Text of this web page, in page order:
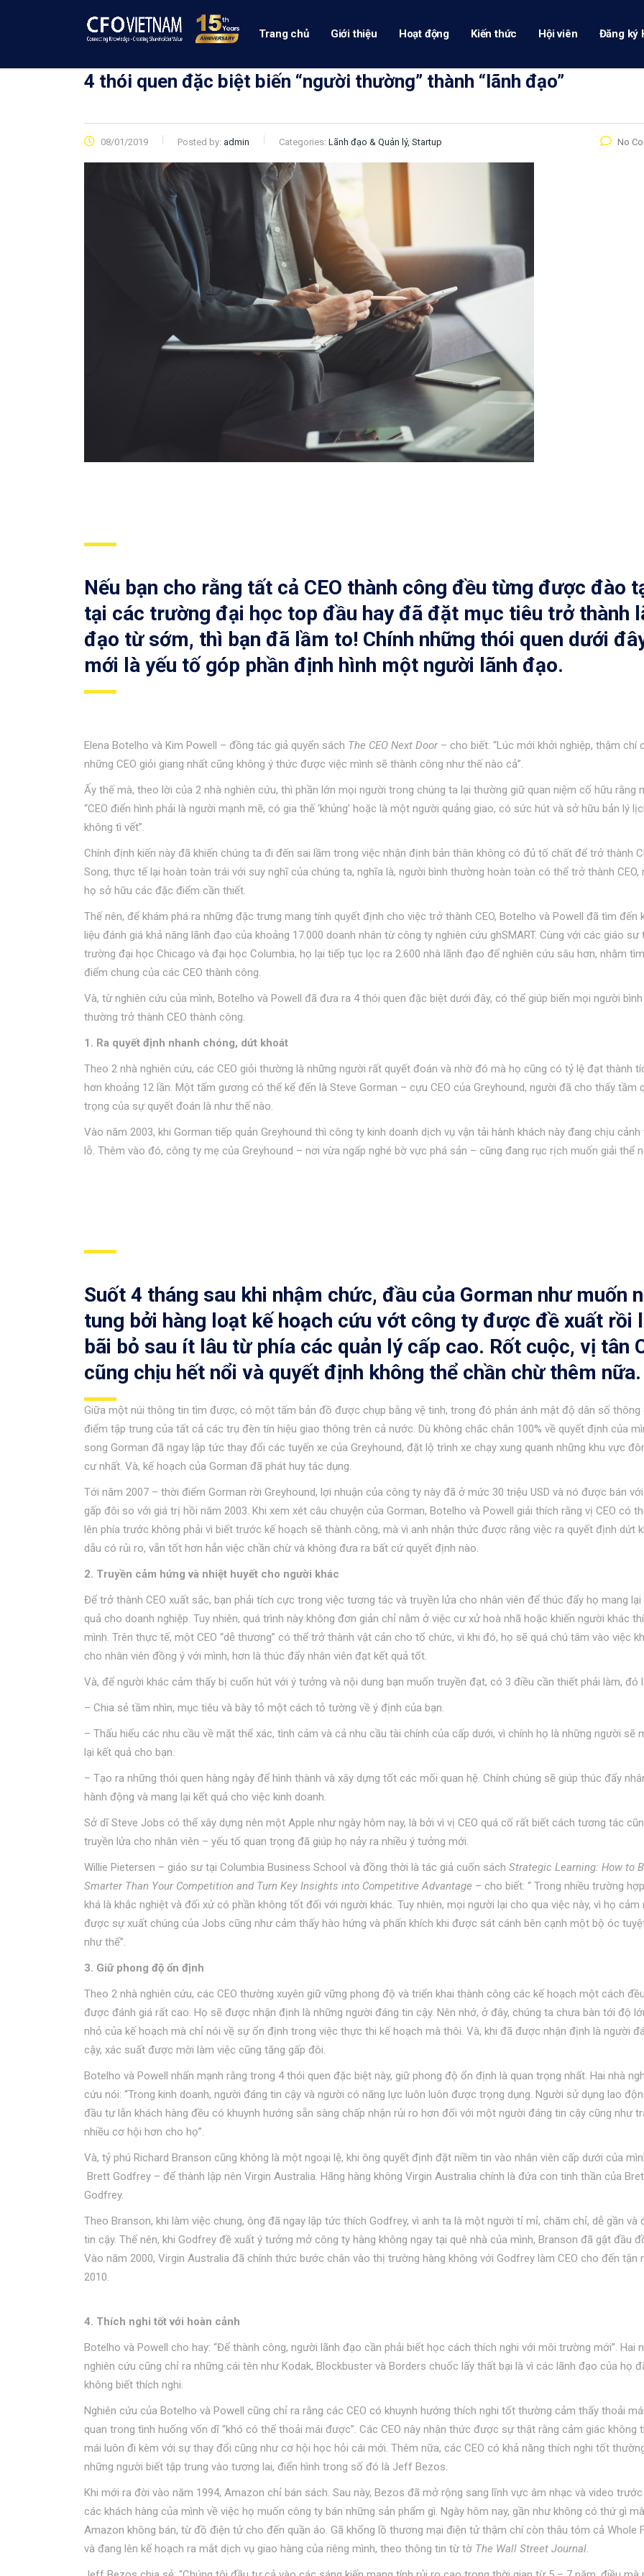
Trang chủ Giới thiệu Hoạt động Kiến thức Hội viên Đăng ký
4 thói quen đặc biệt biến “người thường” thành “lãnh đạo”
08/01/2019 Posted by: admin Categories: Lãnh đạo & Quản lý, Startup No
Nếu bạn cho rằng tất cả CEO thành công đều từng được đào
tại các trường đại học top đầu hay đã đặt mục tiêu trở thành
đạo từ sớm, thì bạn đã lầm to! Chính những thói quen dưới
mới là yếu tố góp phần định hình một người lãnh đạo.
Elena Botelho và Kim Powell – đồng tác giả quyển sách The CEO Next Door – cho biết: “Lúc mới khởi nghiệp, thậm chí
những CEO giỏi giang nhất cũng không ý thức được việc mình sẽ thành công như thế nào cả”.
Ấy thế mà, theo lời của 2 nhà nghiên cứu, thì phần lớn mọi người trong chúng ta lại thường giữ quan niệm cố hữu rằng
“CEO điển hình phải là người mạnh mẽ, có gia thế ‘khủng’ hoặc là một người quảng giao, có sức hút và sở hữu bản lý
không tì vết”.
Chính định kiến này đã khiến chúng ta đi đến sai lầm trong việc nhận định bản thân không có đủ tố chất để trở thành
Song, thực tế lại hoàn toàn trái với suy nghĩ của chúng ta, nghĩa là, người bình thường hoàn toàn có thể trở thành CEO,
họ sở hữu các đặc điểm cần thiết.
Thế nên, để khám phá ra những đặc trưng mang tính quyết định cho việc trở thành CEO, Botelho và Powell đã tìm đến
liệu đánh giá khả năng lãnh đạo của khoảng 17.000 doanh nhân từ công ty nghiên cứu ghSMART. Cùng với các giáo sư
trường đại học Chicago và đại học Columbia, họ lại tiếp tục lọc ra 2.600 nhà lãnh đạo để nghiên cứu sâu hơn, nhằm
điểm chung của các CEO thành công.
Và, từ nghiên cứu của mình, Botelho và Powell đã đưa ra 4 thói quen đặc biệt dưới đây, có thể giúp biến mọi người bình
thường trở thành CEO thành công.
1. Ra quyết định nhanh chóng, dứt khoát
Theo 2 nhà nghiên cứu, các CEO giỏi thường là những người rất quyết đoán và nhờ đó mà họ cũng có tỷ lệ đạt thành
hơn khoảng 12 lần. Một tấm gương có thể kể đến là Steve Gorman – cựu CEO của Greyhound, người đã cho thấy tầm
trọng của sự quyết đoán là như thế nào.
Vào năm 2003, khi Gorman tiếp quản Greyhound thì công ty kinh doanh dịch vụ vận tải hành khách này đang chịu cảnh
lỗ. Thêm vào đó, công ty mẹ của Greyhound – nơi vừa ngấp nghé bờ vực phá sản – cũng đang rục rịch muốn giải thể
Suốt 4 tháng sau khi nhậm chức, đầu của Gorman như muốn
tung bởi hàng loạt kế hoạch cứu vớt công ty được đề xuất rồi
bãi bỏ sau ít lâu từ phía các quản lý cấp cao. Rốt cuộc, vị tân
cũng chịu hết nổi và quyết định không thể chần chừ thêm nữa.
Giữa một núi thông tin tìm được, có một tấm bản đồ được chụp bằng vệ tinh, trong đó phản ánh mật độ dân số thông
điểm tập trung của tất cả các trụ đèn tín hiệu giao thông trên cả nước. Dù không chắc chắn 100% về quyết định của
song Gorman đã ngay lập tức thay đổi các tuyến xe của Greyhound, đặt lộ trình xe chạy xung quanh những khu vực
cư nhất. Và, kế hoạch của Gorman đã phát huy tác dụng.
Tới năm 2007 – thời điểm Gorman rời Greyhound, lợi nhuận của công ty này đã ở mức 30 triệu USD và nó được bán
gấp đôi so với giá trị hồi năm 2003. Khi xem xét câu chuyện của Gorman, Botelho và Powell giải thích rằng vị CEO có
lên phía trước không phải vì biết trước kế hoạch sẽ thành công, mà vì anh nhận thức được rằng việc ra quyết định dứt
dẫu có rủi ro, vẫn tốt hơn hẳn việc chần chừ và không đưa ra bất cứ quyết định nào.
2. Truyền cảm hứng và nhiệt huyết cho người khác
Để trở thành CEO xuất sắc, bạn phải tích cực trong việc tương tác và truyền lửa cho nhân viên để thúc đẩy họ mang lại
quả cho doanh nghiệp. Tuy nhiên, quá trình này không đơn giản chỉ nằm ở việc cư xử hoà nhã hoặc khiến người khác
mình. Trên thực tế, một CEO “dễ thương” có thể trở thành vật cản cho tổ chức, vì khi đó, họ sẽ quá chú tâm vào việc
cho nhân viên đồng ý với mình, hơn là thúc đẩy nhân viên đạt kết quả tốt.
Và, để người khác cảm thấy bị cuốn hút với ý tưởng và nội dung bạn muốn truyền đạt, có 3 điều cần thiết phải làm, đó
– Chia sẻ tầm nhìn, mục tiêu và bày tỏ một cách tỏ tường về ý định của bạn.
– Thấu hiểu các nhu cầu về mặt thể xác, tình cảm và cả nhu cầu tài chính của cấp dưới, vì chính họ là những người sẽ
lại kết quả cho bạn.
– Tạo ra những thói quen hàng ngày để hình thành và xây dựng tốt các mối quan hệ. Chính chúng sẽ giúp thúc đẩy
hành động và mang lại kết quả cho việc kinh doanh.
Sở dĩ Steve Jobs có thể xây dựng nên một Apple như ngày hôm nay, là bởi vì vị CEO quá cố rất biết cách tương tác
truyền lửa cho nhân viên – yếu tố quan trọng đã giúp họ nảy ra nhiều ý tưởng mới.
Willie Pietersen – giáo sư tại Columbia Business School và đồng thời là tác giả cuốn sách Strategic Learning: How to
Smarter Than Your Competition and Turn Key Insights into Competitive Advantage – cho biết: “ Trong nhiều trường
khá là khắc nghiệt và đối xử có phần không tốt đối với người khác. Tuy nhiên, mọi người lại cho qua việc này, vì họ cảm
được sự xuất chúng của Jobs cũng như cảm thấy hào hứng và phấn khích khi được sát cánh bên cạnh một bộ óc
như thế”.
3. Giữ phong độ ổn định
Theo 2 nhà nghiên cứu, các CEO thường xuyên giữ vững phong độ và triển khai thành công các kế hoạch một cách
được đánh giá rất cao. Họ sẽ được nhận định là những người đáng tin cậy. Nên nhớ, ở đây, chúng ta chưa bàn tới độ
nhỏ của kế hoạch mà chỉ nói về sự ổn định trong việc thực thi kế hoạch mà thôi. Và, khi đã được nhận định là người
cậy, xác suất được mời làm việc cũng tăng gấp đôi.
Botelho và Powell nhấn mạnh rằng trong 4 thói quen đặc biệt này, giữ phong độ ổn định là quan trọng nhất. Hai nhà
cứu nói: “Trong kinh doanh, người đáng tin cậy và người có năng lực luôn luôn được trọng dụng. Người sử dụng lao
đầu tư lẫn khách hàng đều có khuynh hướng sẵn sàng chấp nhận rủi ro hơn đối với một người đáng tin cậy cũng như
nhiều cơ hội hơn cho họ”.
Và, tỷ phú Richard Branson cũng không là một ngoại lệ, khi ông quyết định đặt niềm tin vào nhân viên cấp dưới của
Brett Godfrey – để thành lập nên Virgin Australia. Hãng hàng không Virgin Australia chính là đứa con tinh thần của
Godfrey.
Theo Branson, khi làm việc chung, ông đã ngay lập tức thích Godfrey, vì anh ta là một người tỉ mỉ, chăm chỉ, dễ gần và
tin cậy. Thế nên, khi Godfrey đề xuất ý tưởng mở công ty hàng không ngay tại quê nhà của mình, Branson đã gật đầu
Vào năm 2000, Virgin Australia đã chính thức bước chân vào thị trường hàng không với Godfrey làm CEO cho đến tận
2010.
4. Thích nghi tốt với hoàn cảnh
Botelho và Powell cho hay: “Để thành công, người lãnh đạo cần phải biết học cách thích nghi với môi trường mới”. Hai
nghiên cứu cũng chỉ ra những cái tên như Kodak, Blockbuster và Borders chuốc lấy thất bại là vì các lãnh đạo của họ
không biết thích nghi.
Nghiên cứu của Botelho và Powell cũng chỉ ra rằng các CEO có khuynh hướng thích nghi tốt thường cảm thấy thoải
quan trong tình huống vốn dĩ “khó có thể thoải mái được”. Các CEO này nhận thức được sự thật rằng cảm giác không
mái luôn đi kèm với sự thay đổi cũng như cơ hội học hỏi cái mới. Thêm nữa, các CEO có khả năng thích nghi tốt
những người biết tập trung vào tương lai, điển hình trong số đó là Jeff Bezos.
Khi mới ra đời vào năm 1994, Amazon chỉ bán sách. Sau này, Bezos đã mở rộng sang lĩnh vực âm nhạc và video trước
các khách hàng của mình về việc họ muốn công ty bán những sản phẩm gì. Ngày hôm nay, gần như không có thứ gì mà
Amazon không bán, từ đồ điện tử cho đến quần áo. Gã khổng lồ thương mại điện tử thậm chí còn thâu tóm cả Whole
và đang lên kế hoạch ra mắt dịch vụ giao hàng của riêng mình, theo thông tin từ tờ The Wall Street Journal.